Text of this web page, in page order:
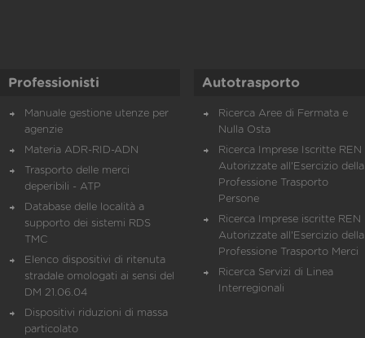
Professionisti
Manuale gestione utenze per
agenzie
Materia ADR-RID-ADN
Trasporto delle merci
deperibili - ATP
Database delle località a
supporto dei sistemi RDS
TMC
Elenco dispositivi di ritenuta
stradale omologati ai sensi del
DM 21.06.04
Dispositivi riduzioni di massa
particolato
Autotrasporto
Ricerca Aree di Fermata e
Nulla Osta
Ricerca Imprese Iscritte REN
Autorizzate all'Esercizio della
Professione Trasporto
Persone
Ricerca Imprese iscritte REN
Autorizzate all'Esercizio della
Professione Trasporto Merci
Ricerca Servizi di Linea
Interregionali